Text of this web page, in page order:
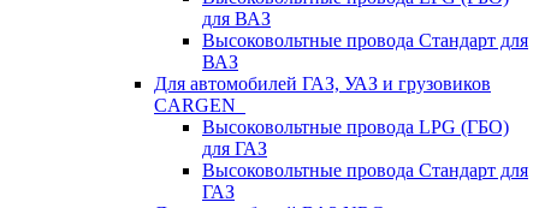
для ВАЗ
Высоковольтные провода Стандарт для
ВАЗ
Для автомобилей ГАЗ, УАЗ и грузовиков
CARGEN
Высоковольтные провода LPG (ГБО)
для ГАЗ
Высоковольтные провода Стандарт для
ГАЗ